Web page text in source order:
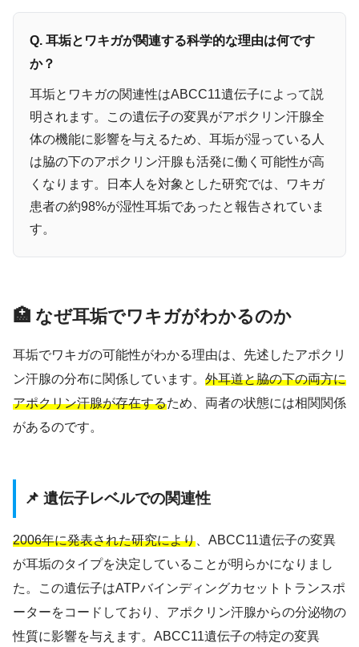
Q. 耳垢とワキガが関連する科学的な理由は何です
か？
耳垢とワキガの関連性はABCC11遺伝子によって説
明されます。この遺伝子の変異がアポクリン汗腺全
体の機能に影響を与えるため、耳垢が湿っている人
は脇の下のアポクリン汗腺も活発に働く可能性が高
くなります。日本人を対象とした研究では、ワキガ
患者の約98%が湿性耳垢であったと報告されていま
す。
🏥 なぜ耳垢でワキガがわかるのか
耳垢でワキガの可能性がわかる理由は、先述したアポクリ
ン汗腺の分布に関係しています。 外耳道と脇の下の両方に
アポクリン汗腺が存在するため、両者の状態には相関関係
があるのです。
📌 遺伝子レベルでの関連性
2006年に発表された研究により 、ABCC11遺伝子の変異
が耳垢のタイプを決定していることが明らかになりまし
た。この遺伝子はATPバインディングカセットトランスポ
ーターをコードしており、アポクリン汗腺からの分泌物の
性質に影響を与えます。ABCC11遺伝子の特定の変異